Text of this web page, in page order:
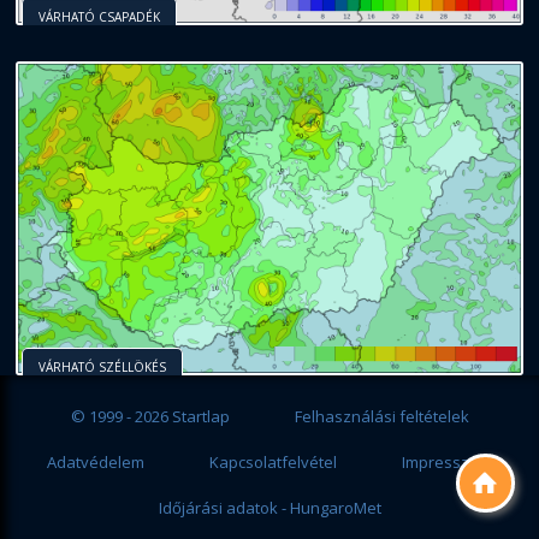

VÁRHATÓ CSAPADÉK
VÁRHATÓ SZÉLLÖKÉS
© 1999 - 2026 Startlap Felhasználási feltételek
Adatvédelem Kapcsolatfelvétel Impresszum
Időjárási adatok - HungaroMet